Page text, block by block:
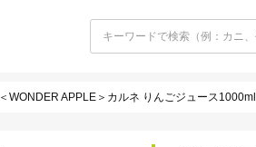
＜WONDER APPLE＞カルネ りんごジュース